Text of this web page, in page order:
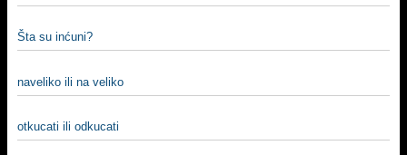
Šta su inćuni?
naveliko ili na veliko
otkucati ili odkucati